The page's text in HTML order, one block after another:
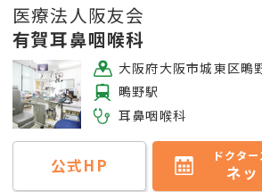
医療法人阪友会
有賀耳鼻咽喉科
大阪府大阪市城東区鴫野東1-13-10 小
鴫野駅
耳鼻咽喉科
公式HP ドクタ
ネ